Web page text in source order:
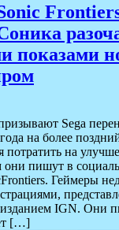
показами
Sega
на более
потратить на
пишут в
Геймеры
изданием IGN. Они
[…]